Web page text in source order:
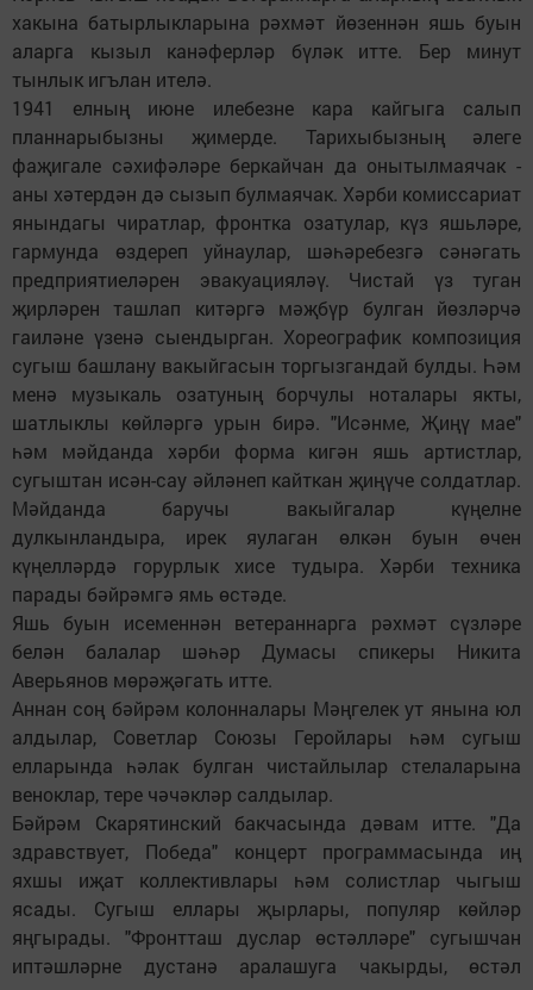
хакына батырлык­ларына рәхмәт йөзеннән яшь буын
аларга кызыл канәферләр бүләк итте. Бер минут
тынлык игълан ителә.
1941 елның июне илебезне кара кайгыга салып
планнарыбызны җимерде. Тарихыбызның әлеге
фаҗигале сәхифәләре беркайчан да онытылмаячак -
аны хәтердән дә сызып булмаячак. Хәрби комиссариат
янындагы чиратлар, фронтка озатулар, күз яшьләре,
гармунда өздереп уйнаулар, шәһәребезгә сәнәгать
предприятиеләрен эвакуацияләү. Чистай үз туган
җирләрен ташлап китәргә мәҗбүр булган йөзләрчә
гаиләне үзенә сыендырган. Хореографик композиция
сугыш башлану вакыйгасын торгызгандай булды. Һәм
менә музыкаль озатуның борчулы ноталары якты,
шатлыклы көйләргә урын бирә. "Исәнме, Җиңү мае"
һәм мәйданда хәрби форма кигән яшь артистлар,
сугыштан исән-сау әйләнеп кайткан җиңүче солдатлар.
Мәйданда баручы вакыйгалар күңелне
дулкынландыра, ирек яулаган өлкән буын өчен
күңелләрдә горурлык хисе тудыра. Хәрби техника
парады бәйрәмгә ямь өстәде.
Яшь буын исеменнән ветераннарга рәхмәт сүзләре
белән балалар шәһәр Думасы спикеры Никита
Аверьянов мөрәҗәгать итте.
Аннан соң бәйрәм колонналары Мәңгелек ут янына юл
алдылар, Советлар Союзы Геройлары һәм сугыш
елларында һәлак булган чистайлылар стелаларына
веноклар, тере чәчәкләр салдылар.
Бәйрәм Скарятинский бакчасында дәвам итте. "Да
здравствует, Победа" концерт программасында иң
яхшы иҗат коллективлары һәм солистлар чыгыш
ясады. Сугыш еллары җырлары, популяр көйләр
яңгырады. "Фронтташ дуслар өстәлләре" сугышчан
иптәшләрне дустанә аралашуга чакырды, өстәл